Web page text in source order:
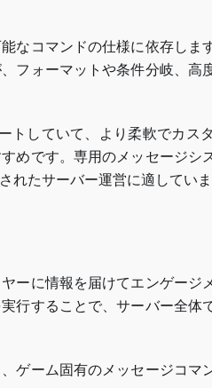
なコマンドの仕様に依存しま
フォーマットや条件分岐、高
トしていて、より柔軟でカス
めです。専用のメッセージシ
たサーバー運営に適していま
ーに情報を届けてエンゲージ
行することで、サーバー全体
ゲーム固有のメッセージコマ